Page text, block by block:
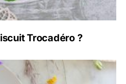
Trocadéro ?